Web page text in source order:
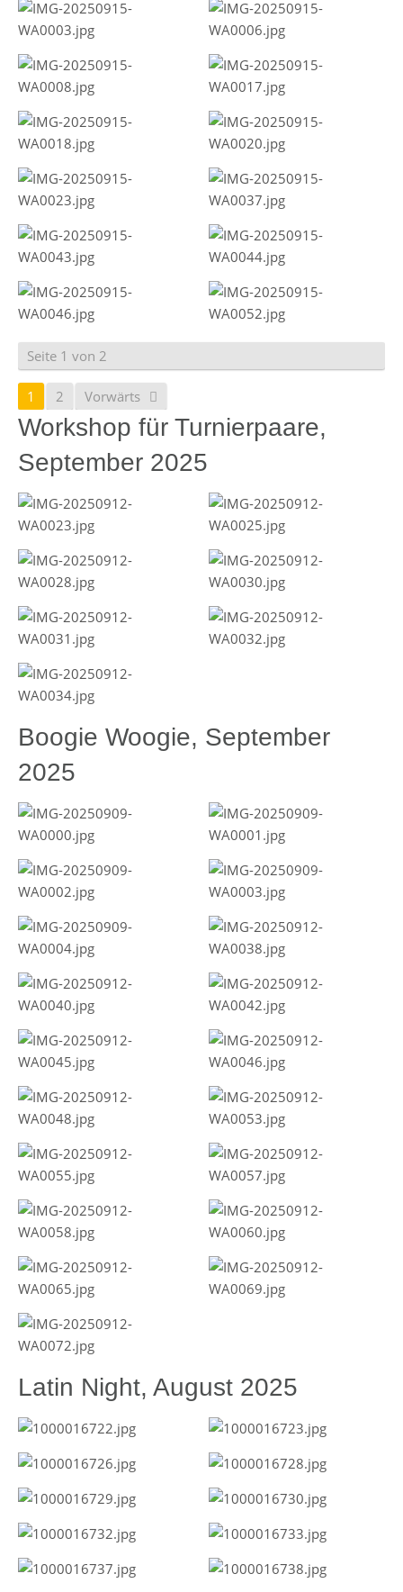
Seite 1 von 2
1 2 Vorwärts
Workshop für Turnierpaare,
September 2025
Boogie Woogie, September
2025
Latin Night, August 2025